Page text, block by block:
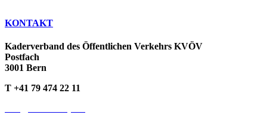
KONTAKT
Kaderverband des Öffentlichen Verkehrs KVÖV
Postfach
3001 Bern
T +41 79 474 22 11